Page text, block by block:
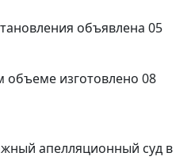
объявлена 05
объеме изготовлено 08
апелляционный суд в